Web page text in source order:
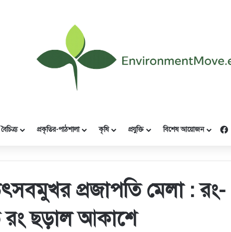
প্রকৃতির-পাঠশালা কৃষি প্রযুক্তি বিশেষ আয়োজন
প্রজাপতি মেলা : রং-
রং ছড়াল আকাশে